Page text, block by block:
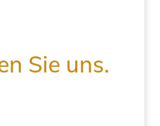
Sie uns.